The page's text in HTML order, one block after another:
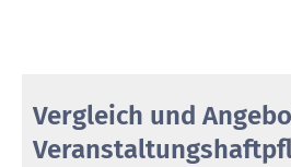
Vergleich und